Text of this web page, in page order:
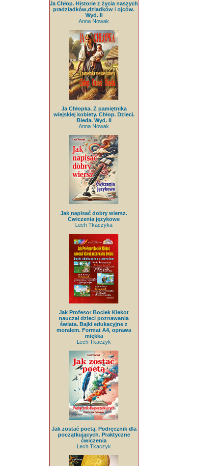
Ja Chłop. Historie z życia naszych
pradziadków,dziadków i ojców.
Wyd. II
Anna Nowak
Ja Chłopka. Z pamiętnika
wiejskiej kobiety. Chłop. Dzieci.
Bieda. Wyd. II
Anna Nowak
Jak napisać dobry wiersz.
Ćwiczenia językowe
Lech Tkaczyka
Jak Profesor Bociek Klekot
nauczał dzieci poznawania
świata. Bajki edukacyjne z
morałem. Format A4, oprawa
miękka
Lech Tkaczyk
Jak zostać poetą. Podręcznik dla
początkujących. Praktyczne
ćwiczenia
Lech Tkaczyk